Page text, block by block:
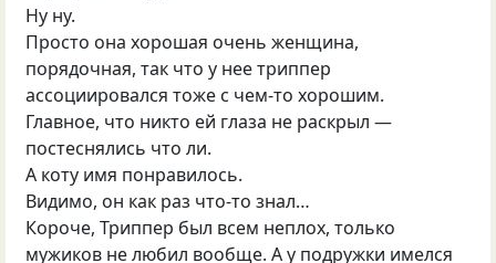
Ну ну.
Просто она хорошая очень женщина,
порядочная, так что у нее триппер
ассоциировался тоже с чем-то хорошим.
Главное, что никто ей глаза не раскрыл —
постеснялись что ли.
А коту имя понравилось.
Видимо, он как раз что-то знал…
Короче, Триппер был всем неплох, только
мужиков не любил вообще. А у подружки имелся